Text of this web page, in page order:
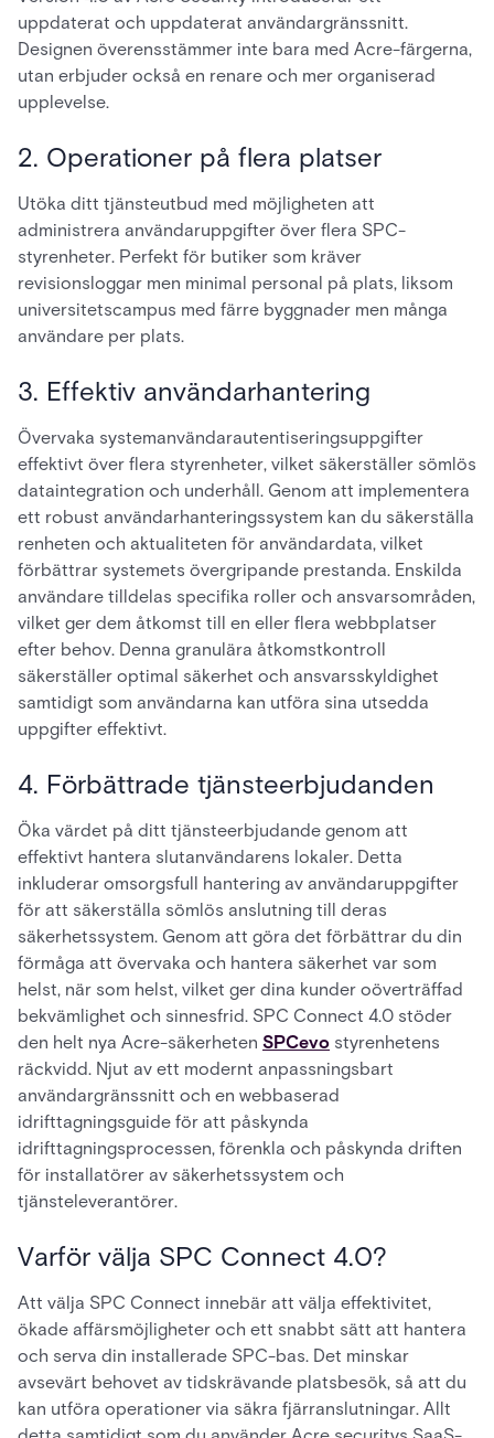
uppdaterat och uppdaterat användargränssnitt.
Designen överensstämmer inte bara med Acre-färgerna,
utan erbjuder också en renare och mer organiserad
upplevelse.
2. Operationer på flera platser
Utöka ditt tjänsteutbud med möjligheten att
administrera användaruppgifter över flera SPC-
styrenheter. Perfekt för butiker som kräver
revisionsloggar men minimal personal på plats, liksom
universitetscampus med färre byggnader men många
användare per plats.
3. Effektiv användarhantering
Övervaka systemanvändarautentiseringsuppgifter
effektivt över flera styrenheter, vilket säkerställer sömlös
dataintegration och underhåll. Genom att implementera
ett robust användarhanteringssystem kan du säkerställa
renheten och aktualiteten för användardata, vilket
förbättrar systemets övergripande prestanda. Enskilda
användare tilldelas specifika roller och ansvarsområden,
vilket ger dem åtkomst till en eller flera webbplatser
efter behov. Denna granulära åtkomstkontroll
säkerställer optimal säkerhet och ansvarsskyldighet
samtidigt som användarna kan utföra sina utsedda
uppgifter effektivt.
4. Förbättrade tjänsteerbjudanden
Öka värdet på ditt tjänsteerbjudande genom att
effektivt hantera slutanvändarens lokaler. Detta
inkluderar omsorgsfull hantering av användaruppgifter
för att säkerställa sömlös anslutning till deras
säkerhetssystem. Genom att göra det förbättrar du din
förmåga att övervaka och hantera säkerhet var som
helst, när som helst, vilket ger dina kunder oöverträffad
bekvämlighet och sinnesfrid. SPC Connect 4.0 stöder
den helt nya Acre-säkerheten SPCevo styrenhetens
räckvidd. Njut av ett modernt anpassningsbart
användargränssnitt och en webbaserad
idrifttagningsguide för att påskynda
idrifttagningsprocessen, förenkla och påskynda driften
för installatörer av säkerhetssystem och
tjänsteleverantörer.
Varför välja SPC Connect 4.0?
Att välja SPC Connect innebär att välja effektivitet,
ökade affärsmöjligheter och ett snabbt sätt att hantera
och serva din installerade SPC-bas. Det minskar
avsevärt behovet av tidskrävande platsbesök, så att du
kan utföra operationer via säkra fjärranslutningar. Allt